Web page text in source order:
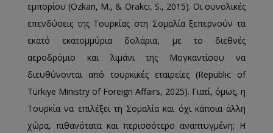
εμπορίου (Ozkan, M., & Orakci, S., 2015). Οι συνολικές
επενδύσεις της Τουρκίας στη Σομαλία ξεπερνούν τα
εκατό εκατομμύρια δολάρια, με το διεθνές
αεροδρόμιο και λιμάνι της Μογκαντίσου να
διευθύνονται από τουρκικές εταιρείες (Republic of
Türkiye Ministry of Foreign Affairs, 2025). Γιατί, όμως, η
Τουρκία να επιλέξει τη Σομαλία και όχι κάποια άλλη
χώρα, πιθανότατα και περισσότερο αναπτυγμένη; Η